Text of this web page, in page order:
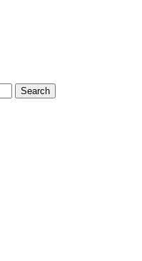
Search